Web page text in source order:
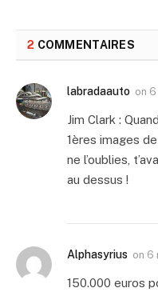
2 COMMENTAIRES
labradaauto on 6
Jim Clark :
1ères images
ne l’oublies,
au dessus !
Alphasyrius on 6
150.000 euros